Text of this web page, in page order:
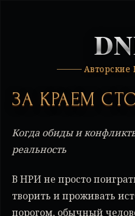
ЗА КРАЕМ
Когда обиды и
реальность
В НРИ не просто
творить и проживать
порогом, обычный